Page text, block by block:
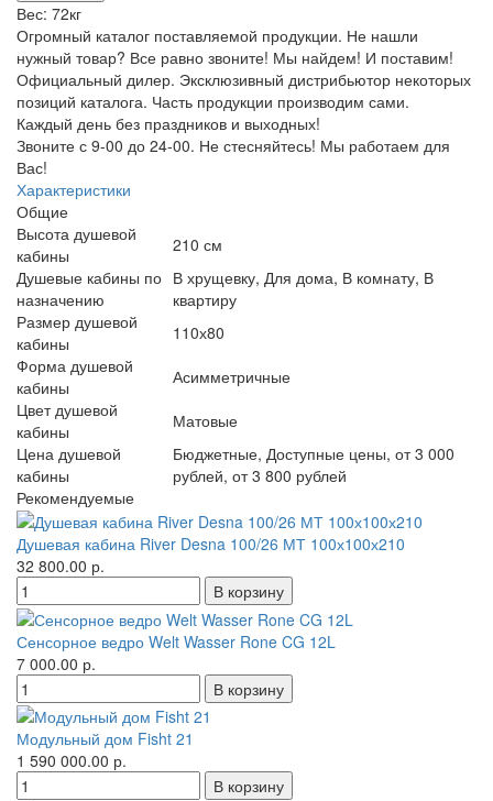
Вес: 72кг
Огромный каталог поставляемой продукции. Не нашли
нужный товар? Все равно звоните! Мы найдем! И поставим!
Официальный дилер. Эксклюзивный дистрибьютор некоторых
позиций каталога. Часть продукции производим сами.
Каждый день без праздников и выходных!
Звоните с 9-00 до 24-00. Не стесняйтесь! Мы работаем для
Вас!
Характеристики
Общие
Высота душевой
кабины
210 см
Душевые кабины по
назначению
В хрущевку, Для дома, В комнату, В
квартиру
Размер душевой
кабины
110х80
Форма душевой
кабины
Асимметричные
Цвет душевой
кабины
Матовые
Цена душевой
кабины
Бюджетные, Доступные цены, от 3 000
рублей, от 3 800 рублей
Рекомендуемые
Душевая кабина River Desna 100/26 МТ 100х100х210
32 800.00 р.
Сенсорное ведро Welt Wasser Rone CG 12L
7 000.00 р.
Модульный дом Fisht 21
1 590 000.00 р.